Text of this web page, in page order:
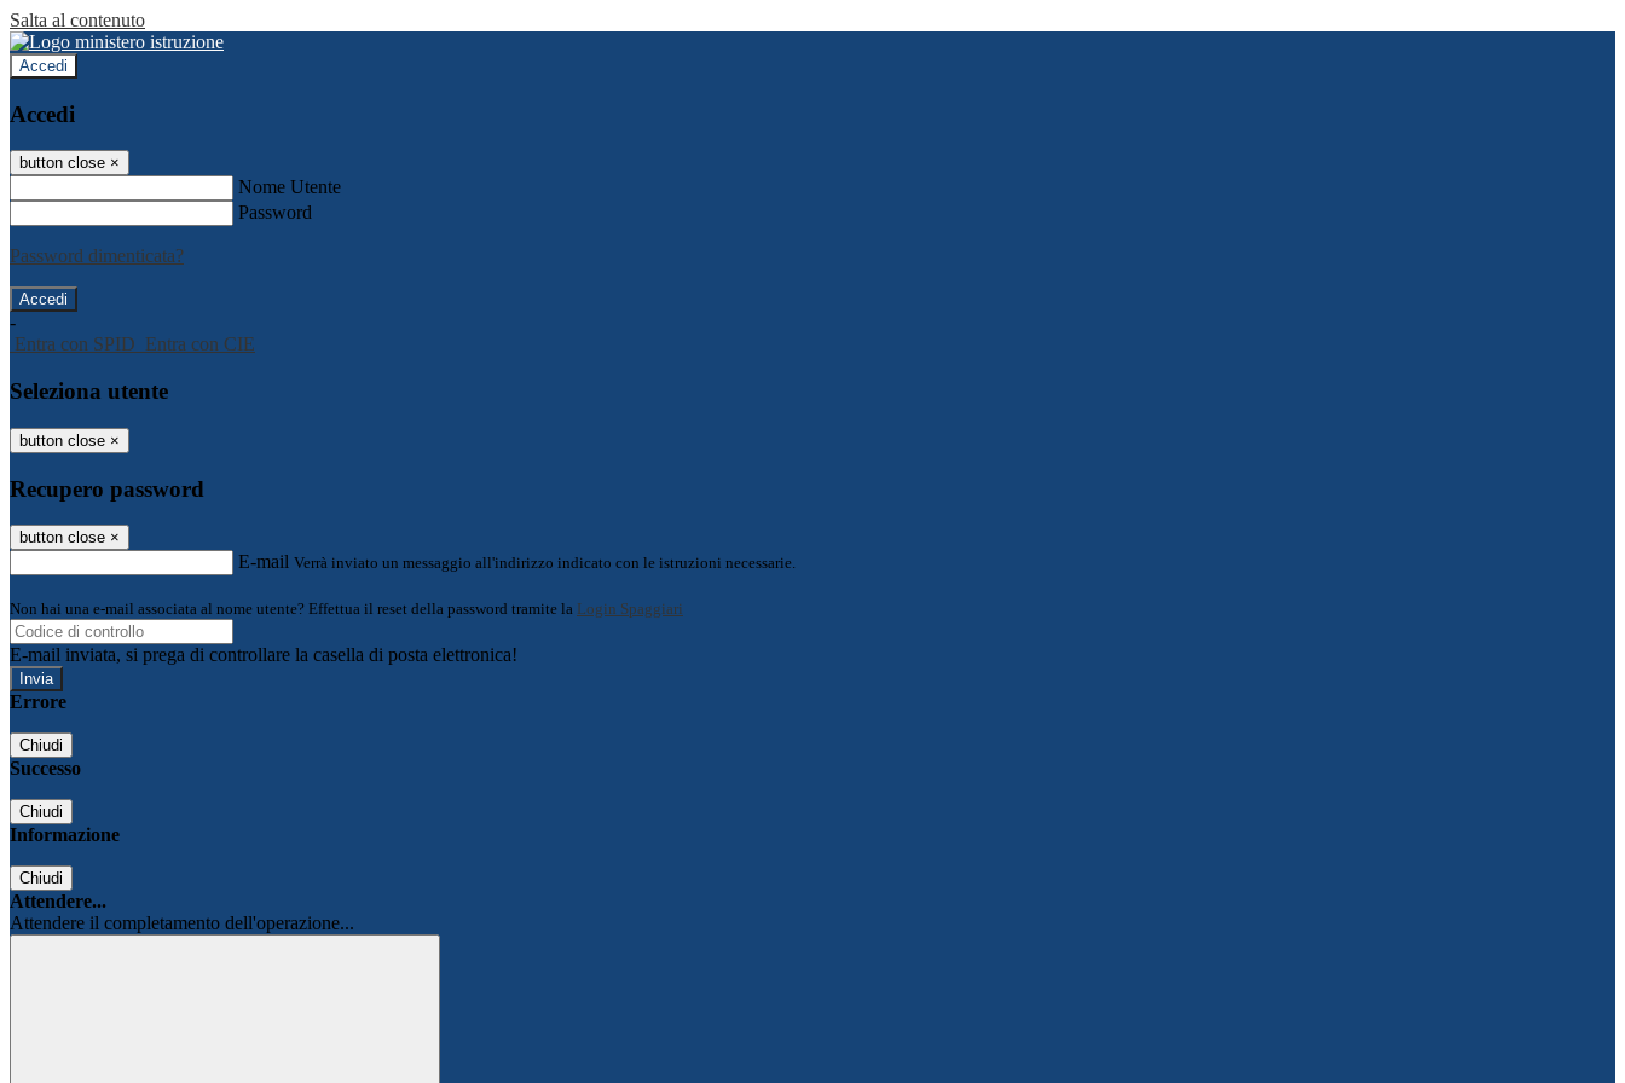
Salta al contenuto
Accedi
Accedi
button close ×
Nome Utente
Password
Password dimenticata?
-
Entra con SPID Entra con CIE
Seleziona utente
button close ×
Recupero password
button close ×
E-mail Verrà inviato un messaggio all'indirizzo indicato con le istruzioni necessarie.
Non hai una e-mail associata al nome utente? Effettua il reset della password tramite la Login Spaggiari
E-mail inviata, si prega di controllare la casella di posta elettronica!
Errore
Chiudi
Successo
Chiudi
Informazione
Chiudi
Attendere...
Attendere il completamento dell'operazione...